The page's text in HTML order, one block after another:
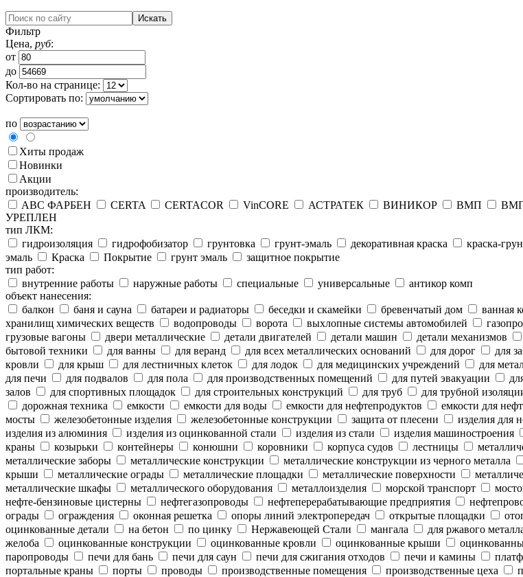
Фильтр
Цена, руб:
от
до
Кол-во на странице:
Сортировать по:
по
Хиты продаж
Новинки
Акции
производитель:
ABC ФАРБЕН
CERTA CERTACOR VinCORE АСТРАТЕК ВИНИКОР ВМП
УРЕПЛЕН
тип ЛКМ:
гидроизоляция
гидрофобизатор грунтовка грунт-эмаль декоративная краска краска-
эмаль
Краска Покрытие грунт эмаль
защитное покрытие
тип работ:
внутренние работы
наружные работы специальные универсальные
антикор комп
объект нанесения:
балкон
баня и сауна батареи и радиаторы беседки и скамейки бревенчатый дом ванная
хранилищ химических веществ
водопроводы ворота выхлопные системы автомобилей
грузовые вагоны
двери металлические детали двигателей детали машин детали механизмов
бытовой техники
для ванны для веранд для всех металлических оснований для дорог для
кровли
для крыш для лестничных клеток для лодок для медицинских учреждений для
для печи
для подвалов для пола для производственных помещений для путей эвакуации
залов
для спортивных площадок для строительных конструкций для труб для трубной
дорожная техника
емкости емкости для воды емкости для нефтепродуктов емкости для
мосты
железобетонные изделия железобетонные конструкции защита от плесени изделия для
изделия из алюминия
изделия из оцинкованной стали изделия из стали изделия машиностроения
краны
козырьки контейнеры конюшни коровники корпуса судов лестницы
металлические заборы
металлические конструкции металлические конструкции из черного металла
крыши
металлические ограды металлические площадки металлические поверхности
металлические шкафы
металлического оборудования металлоизделия морской транспорт
нефте-бензиновые цистерны
нефтегазопроводы нефтеперерабатывающие предприятия
ограды
ограждения оконная решетка опоры линий электропередач открытые площадки
оцинкованные детали
на бетон по цинку Нержавеющей Стали мангала для ржавого
желоба
оцинкованные конструкции оцинкованные кровли оцинкованные крыши
паропроводы
печи для бань печи для саун печи для сжигания отходов печи и камины
портальные краны
порты проводы производственные помещения производственные цеха